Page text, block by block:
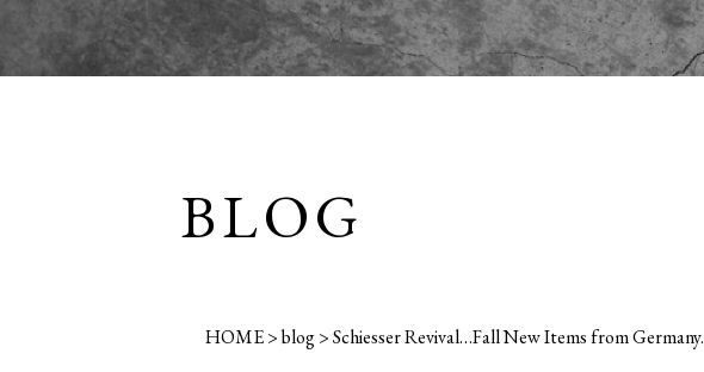
BLOG
HOME>blog>Schiesser Revival…Fall New Items from Germany.